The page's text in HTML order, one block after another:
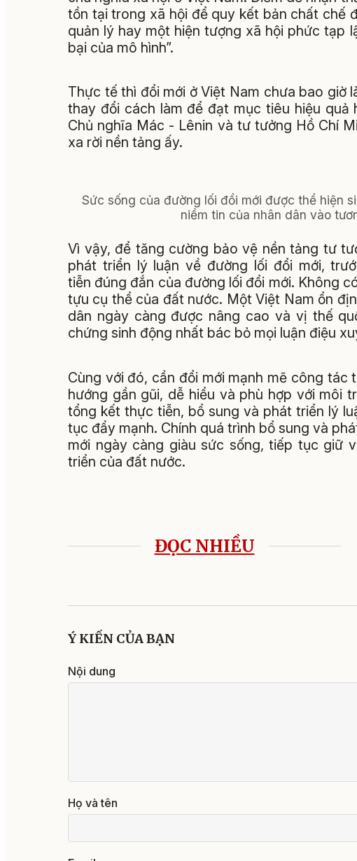
tồn tại trong xã hội để quy kết bản chất chế
quản lý hay một hiện tượng xã hội phức tạp
bại của mô hình”.
Thực tế thì đổi mới ở Việt Nam chưa bao giờ
thay đổi cách làm để đạt mục tiêu hiệu
Chủ nghĩa Mác - Lênin và tư tưởng Hồ Chí
xa rời nền tảng ấy.
Sức sống của đường lối đổi mới được thể hiện
niềm tin của nhân dân vào
Vì vậy, để tăng cường bảo vệ nền tảng tư
phát triển lý luận về đường lối đổi mới,
tiễn đúng đắn của đường lối đổi mới. Không
tựu cụ thể của đất nước. Một Việt Nam ổn
dân ngày càng được nâng cao và vị thế
chứng sinh động nhất bác bỏ mọi luận điệu
Cùng với đó, cần đổi mới mạnh mẽ công
hướng gần gũi, dễ hiểu và phù hợp với môi
tổng kết thực tiễn, bổ sung và phát triển lý
tục đẩy mạnh. Chính quá trình bổ sung và
mới ngày càng giàu sức sống, tiếp tục giữ
triển của đất nước.
ĐỌC NHIỀU
Ý KIẾN CỦA BẠN
Nội dung
Họ và tên